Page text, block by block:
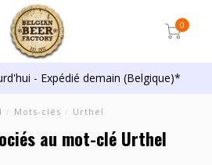
0
- Expédié demain (Belgique)*
/ Mots-clés / Urthel
au mot-clé Urthel